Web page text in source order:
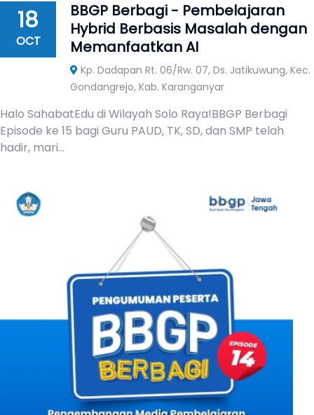
18
OCT
BBGP Berbagi - Pembelajaran
Hybrid Berbasis Masalah dengan
Memanfaatkan AI
Kp. Dadapan Rt. 06/Rw. 07, Ds. Jatikuwung, Kec.
Gondangrejo, Kab. Karanganyar
Halo SahabatEdu di Wilayah Solo Raya!BBGP Berbagi
Episode ke 15 bagi Guru PAUD, TK, SD, dan SMP telah
hadir, mari...